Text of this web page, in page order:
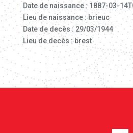
Date de naissance : 1887-03-
Lieu de naissance : brieuc
Date de decès : 29/03/1944
Lieu de decès : brest